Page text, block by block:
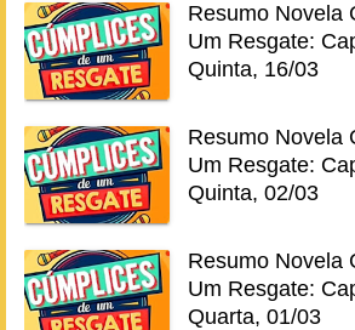
Resumo Novela
Um Resgate:
Quinta, 16/03
Resumo Novela
Um Resgate:
Quinta, 02/03
Resumo Novela
Um Resgate:
Quarta, 01/03